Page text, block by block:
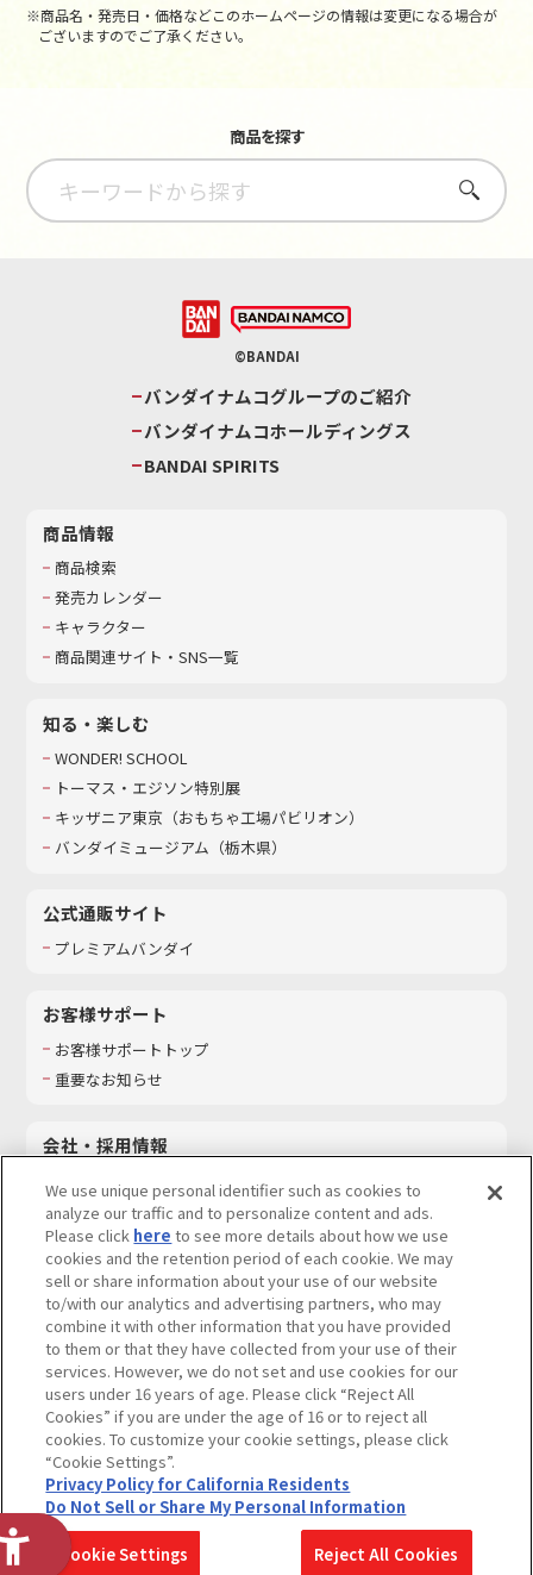
※商品名・発売日・価格などこのホームページの情報は変更になる場合が
ございますのでご了承ください。
商品を探す
さがす
©BANDAI
バンダイナムコグループのご紹介
バンダイナムコホールディングス
BANDAI SPIRITS
商品情報
商品検索
発売カレンダー
キャラクター
商品関連サイト・SNS一覧
知る・楽しむ
WONDER! SCHOOL
トーマス・エジソン特別展
キッザニア東京（おもちゃ工場パビリオン）​
バンダイミュージアム（栃木県）
公式通販サイト
プレミアムバンダイ
お客様サポート
お客様サポートトップ
重要なお知らせ
会社・採用情報
採用情報
サステナビリティ
お問い合わせ
ウェブサイトご利用条件 ソーシャルメディアポリシー
個人情報及び特定個人情報等の取り扱いに関する保護方針
Do Not Sell or Share My Personal Information著作権・商標について
カスタマーハラスメントに対する基本的な対応方針
コピーライト一覧を表示する
We use unique personal identifier such as cookies to
analyze our traffic and to personalize content and ads.
Please click here to see more details about how we use
cookies and the retention period of each cookie. We may
sell or share information about your use of our website
to/with our analytics and advertising partners, who may
combine it with other information that you have provided
to them or that they have collected from your use of their
services. However, we do not set and use cookies for our
users under 16 years of age. Please click “Reject All
Cookies” if you are under the age of 16 or to reject all
cookies. To customize your cookie settings, please click
“Cookie Settings”.
Privacy Policy for California Residents
Do Not Sell or Share My Personal Information
Cookie Settings Reject All Cookies